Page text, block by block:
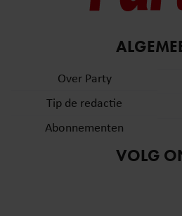
Over Party
Tip de redactie
Abonnementen
VOLG